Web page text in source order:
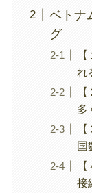
ベトナ
グ
れ
多
国
接